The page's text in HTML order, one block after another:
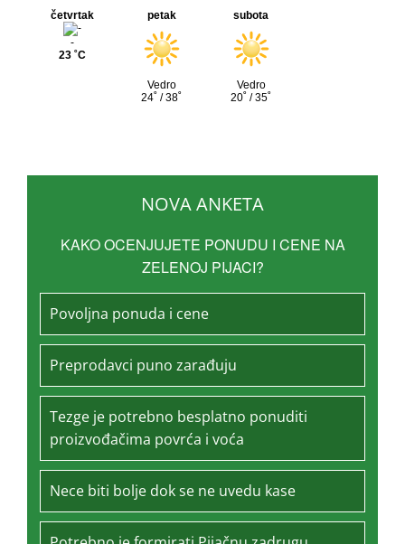
NOVA ANKETA
KAKO OCENJUJETE PONUDU I CENE NA
ZELENOJ PIJACI?
Povoljna ponuda i cene
Preprodavci puno zarađuju
Tezge je potrebno besplatno ponuditi
proizvođačima povrća i voća
Nece biti bolje dok se ne uvedu kase